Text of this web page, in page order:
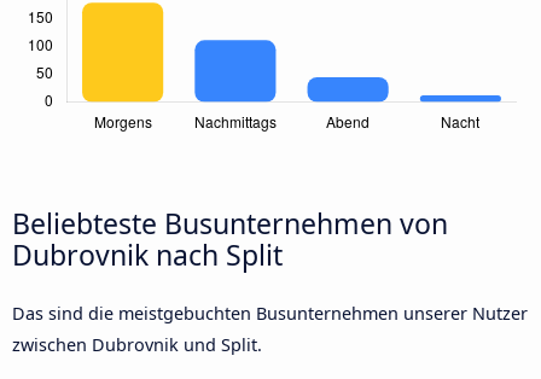
Beliebteste Busunternehmen von
Dubrovnik nach Split
Das sind die meistgebuchten Busunternehmen unserer Nutzer
zwischen Dubrovnik und Split.